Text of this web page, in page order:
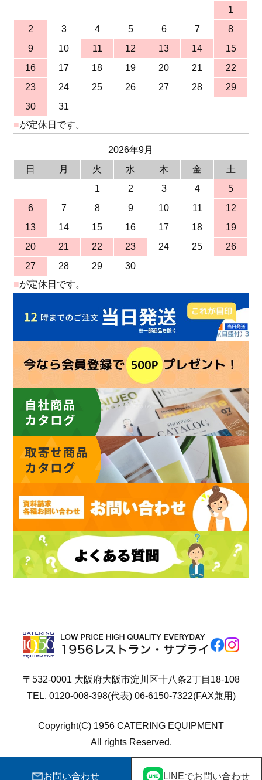
1
2
3 4 5 6 7
8
9
10 11 12 13 14
15
16
17 18 19 20 21
22
23
24 25 26 27 28
29
30
31
■が定休日です。
2026年9月
日
月 火 水 木 金
土
1
2 3 4
5
6
7 8 9 10 11
12
13
14 15 16 17 18
19
20
21 22 23 24 25
26
27
28 29
30
■が定休日です。
お問い合わせ LINEでお問い合わせ
〒532-0001 大阪府大阪市淀川区十八条2丁目18-108
TEL. 0120-008-398(代表) 06-6150-7322(FAX兼用)
Copyright(C) 1956 CATERING EQUIPMENT
All rights Reserved.